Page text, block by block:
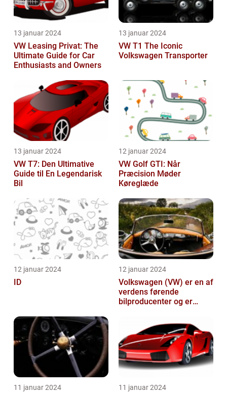
13 januar 2024
VW Leasing Privat: The
Ultimate Guide for Car
Enthusiasts and Owners
13 januar 2024
VW T1 The Iconic
Volkswagen Transporter
13 januar 2024
VW T7: Den Ultimative
Guide til En Legendarisk
Bil
12 januar 2024
VW Golf GTI: Når
Præcision Møder
Køreglæde
12 januar 2024
ID
12 januar 2024
Volkswagen (VW) er en af
verdens førende
bilproducenter og er
kvalitetsbiler til...
11 januar 2024 11 januar 2024